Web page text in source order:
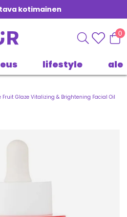
kotimainen
0
lifestyle ale
Fruit Glaze Vitalizing & Brightening Facial Oil